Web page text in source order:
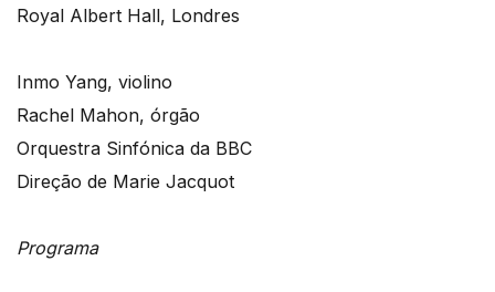
Royal Albert Hall, Londres
Inmo Yang, violino
Rachel Mahon, órgão
Orquestra Sinfónica da BBC
Direção de Marie Jacquot
Programa